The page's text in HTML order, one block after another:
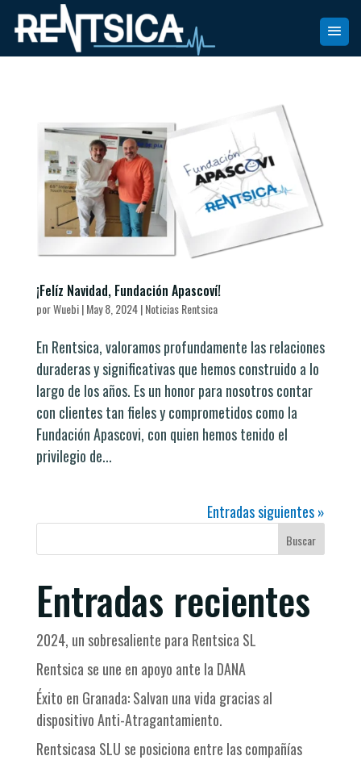
¡Felíz Navidad, Fundación Apascoví!
porWuebi|May 8, 2024|Noticias Rentsica
En Rentsica, valoramos profundamente las relaciones
duraderas y significativas que hemos construido a lo
largo de los años. Es un honor para nosotros contar
con clientes tan fieles y comprometidos como la
Fundación Apascovi, con quien hemos tenido el
privilegio de...
Entradas siguientes »
Buscar
Entradas recientes
2024, un sobresaliente para Rentsica SL
Rentsica se une en apoyo ante la DANA
Éxito en Granada: Salvan una vida gracias al
dispositivo Anti-Atragantamiento.
Rentsicasa SLU se posiciona entre las compañías